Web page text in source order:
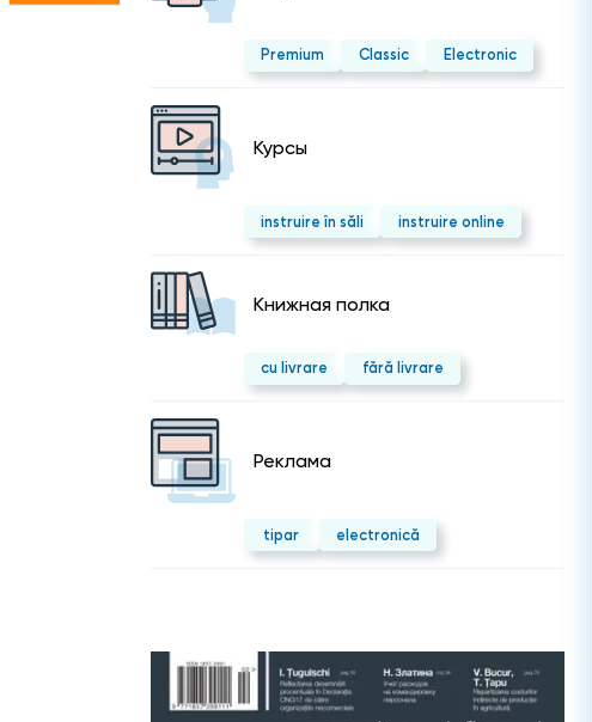
Premium Classic Electronic
Курсы
instruire în săli instruire online
Kнижная полка
cu livrare fără livrare
Реклама
tipar electronică